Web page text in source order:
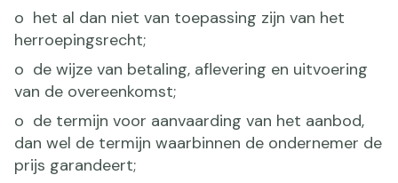
o het al dan niet van toepassing zijn van het
herroepingsrecht;
o de wijze van betaling, aflevering en uitvoering
van de overeenkomst;
o de termijn voor aanvaarding van het aanbod,
dan wel de termijn waarbinnen de ondernemer de
prijs garandeert;